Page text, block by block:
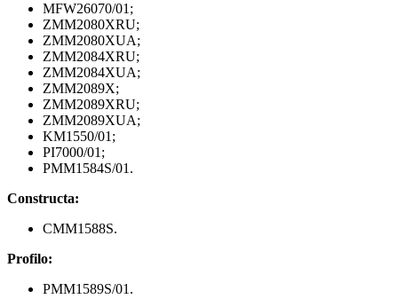
MFW26070/01;
ZMM2080XRU;
ZMM2080XUA;
ZMM2084XRU;
ZMM2084XUA;
ZMM2089X;
ZMM2089XRU;
ZMM2089XUA;
KM1550/01;
PI7000/01;
PMM1584S/01.
Constructa:
CMM1588S.
Profilo:
PMM1589S/01.